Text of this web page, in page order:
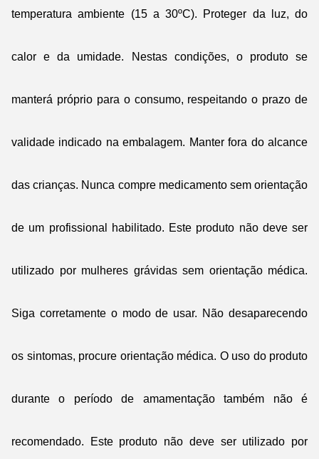
temperatura ambiente (15 a 30ºC). Proteger da luz, do
calor e da umidade. Nestas condições, o produto se
manterá próprio para o consumo, respeitando o prazo de
validade indicado na embalagem. Manter fora do alcance
das crianças. Nunca compre medicamento sem orientação
de um profissional habilitado. Este produto não deve ser
utilizado por mulheres grávidas sem orientação médica.
Siga corretamente o modo de usar. Não desaparecendo
os sintomas, procure orientação médica. O uso do produto
durante o período de amamentação também não é
recomendado. Este produto não deve ser utilizado por